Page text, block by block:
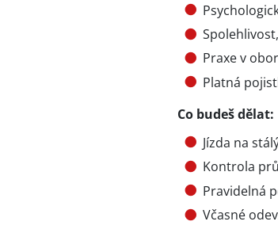
Praxe v
Platná
Co budeš dělat:
Jízda na
Kontrola
Pravidelná
Včasné